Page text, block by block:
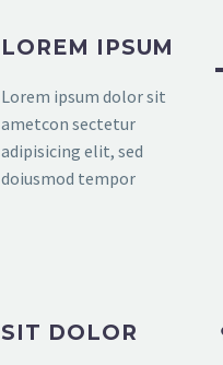
LOREM IPSUM
Lorem ipsum dolor sit
ametcon sectetur
adipisicing elit, sed
doiusmod tempor
SIT DOLOR